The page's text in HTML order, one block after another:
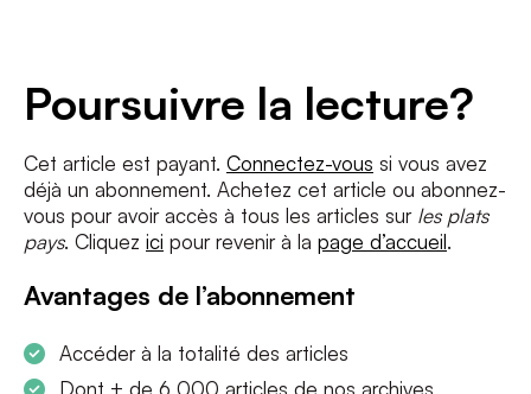
Poursuivre la lecture?
Cet article est payant. Connectez-vous si vous avez
déjà un abonnement. Achetez cet article ou abonnez-
vous pour avoir accès à tous les articles sur les plats
pays. Cliquez ici pour revenir à la page d’accueil.
Avantages de l’abonnement
Accéder à la totalité des articles
Dont + de 6 000 articles de nos archives
J'accepte les termes et conditions etla politique de confidentialité
S'INSCRIRE